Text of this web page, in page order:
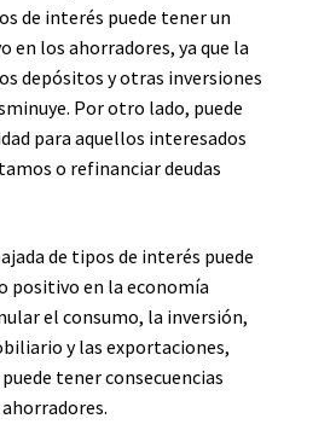
de interés puede tener un
en los ahorradores, ya que la
depósitos y otras inversiones
Por otro lado, puede
para aquellos interesados
o refinanciar deudas
de tipos de interés puede
positivo en la economía
el consumo, la inversión,
y las exportaciones,
tener consecuencias